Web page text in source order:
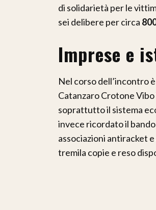
di solidarietà per le
sei delibere per circa
Imprese e
Nel corso dell’incontro
Catanzaro Crotone Vibo
soprattutto il sistema
invece ricordato il
associazioni antiracket
tremila copie e reso